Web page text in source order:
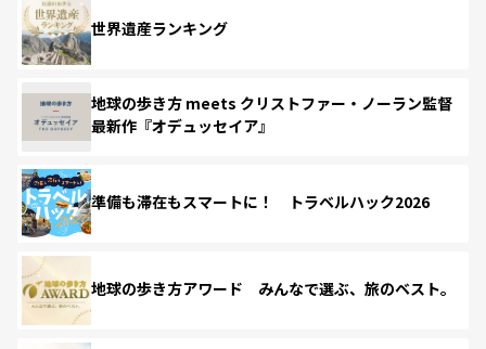
世界遺産ランキング
地球の歩き方 meets クリストファー・ノーラン監督
最新作『オデュッセイア』
準備も滞在もスマートに！ トラベルハック2026
地球の歩き方アワード みんなで選ぶ、旅のベスト。